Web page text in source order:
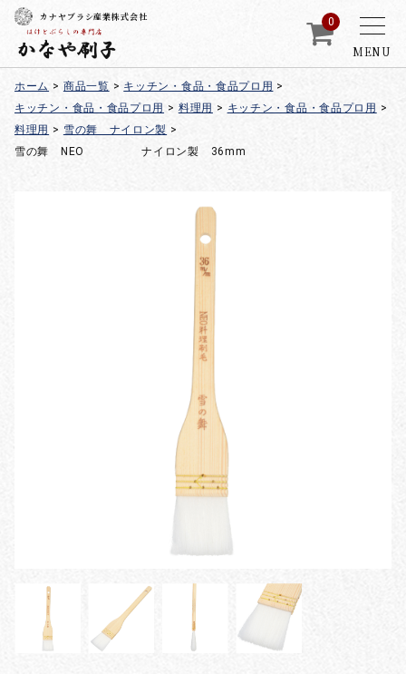
MENU
カナヤブラシ産業株式会社 0
ホーム > 商品一覧 > キッチン・食品・食品プロ用 >
キッチン・食品・食品プロ用 > 料理用 > キッチン・食品・食品プロ用 >
料理用 > 雪の舞 ナイロン製 >
雪の舞 NEO ナイロン製 36mm